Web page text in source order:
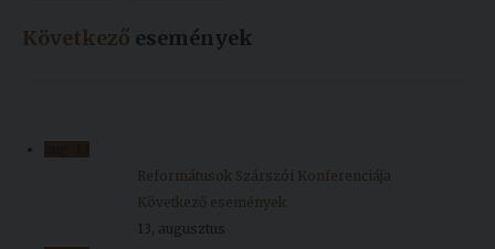
Következő események
Reformátusok Szárszói Konferenciája
Következő események
13, augusztus